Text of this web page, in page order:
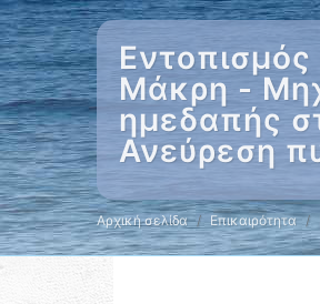
Μάκρη -
ημεδαπής
Ανεύρεση
Αρχική σελίδα Επικαιρότητα